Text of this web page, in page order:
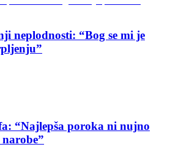
neplodnosti: “Bog se mi je
“Najlepša poroka ni nujno